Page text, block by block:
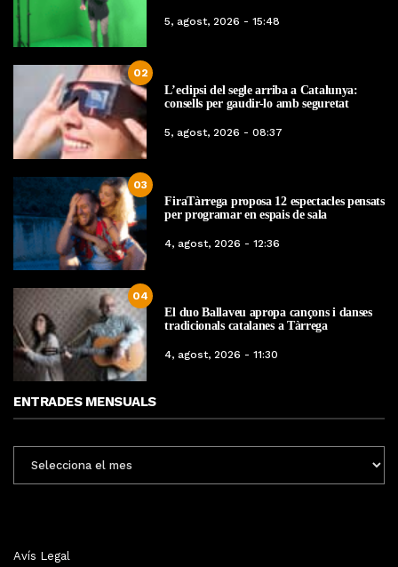
5, agost, 2026 - 15:48
02
L’eclipsi del segle arriba a Catalunya:
consells per gaudir-lo amb seguretat
5, agost, 2026 - 08:37
03
FiraTàrrega proposa 12 espectacles pensats
per programar en espais de sala
4, agost, 2026 - 12:36
04
El duo Ballaveu apropa cançons i danses
tradicionals catalanes a Tàrrega
4, agost, 2026 - 11:30
ENTRADES MENSUALS
MENSUALS
Avís Legal